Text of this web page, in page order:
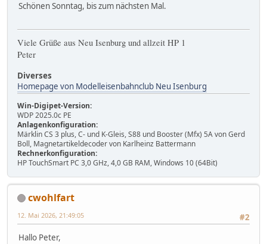
Schönen Sonntag, bis zum nächsten Mal.
Viele Grüße aus Neu Isenburg und allzeit HP 1
Peter
Diverses
Homepage von Modelleisenbahnclub Neu Isenburg
Win-Digipet-Version:
WDP 2025.0c PE
Anlagenkonfiguration:
Märklin CS 3 plus, C- und K-Gleis, S88 und Booster (Mfx) 5A von Gerd
Boll, Magnetartikeldecoder von Karlheinz Battermann
Rechnerkonfiguration:
HP TouchSmart PC 3,0 GHz, 4,0 GB RAM, Windows 10 (64Bit)
cwohlfart
#2
12. Mai 2026, 21:49:05
Hallo Peter,